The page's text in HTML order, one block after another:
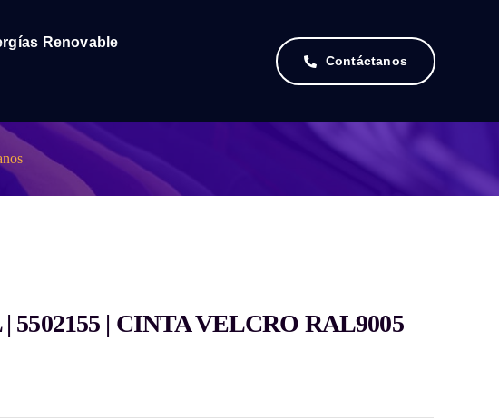
Renovable
Contáctanos
5502155 | CINTA VELCRO RAL9005